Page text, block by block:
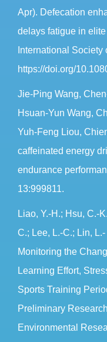
Apr). Defecation
delays fatigue in
International Society
https://doi.org/
Jie-Ping Wang,
Hsuan-Yun Wang,
Yuh-Feng Liou,
caffeinated energy
endurance
13:999811.
Liao, Y.-H.; Hsu, C.-
C.; Lee, L.-C.; Lin,
Monitoring the
Learning Effort,
Sports Training
Preliminary
Environmental